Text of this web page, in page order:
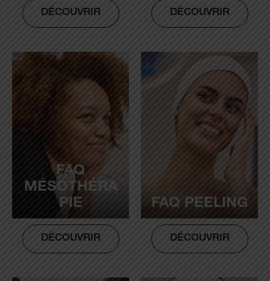
DÉCOUVRIR DÉCOUVRIR
FAQ
MÉSOTHÉRA
PIE
DÉCOUVRIR
FAQ PEELING
DÉCOUVRIR